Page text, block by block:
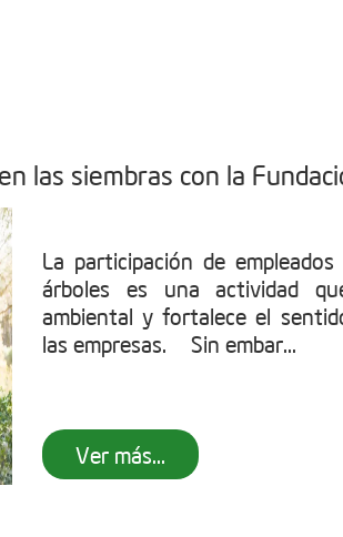
las siembras con la
La participación de
árboles es una actividad
ambiental y fortalece el
las empresas. Sin embar...
Ver más...